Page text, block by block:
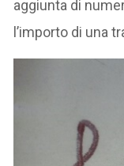
aggiunta di
l’importo di una